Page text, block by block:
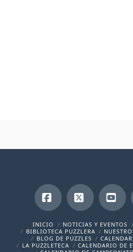
Facebook
X
INICIO NOTICIAS Y EVENTOS
BIBLIOTECA PUZZLERA
BLOG DE PUZZLES
LA PUZZLETECA
CALENDARIO DE